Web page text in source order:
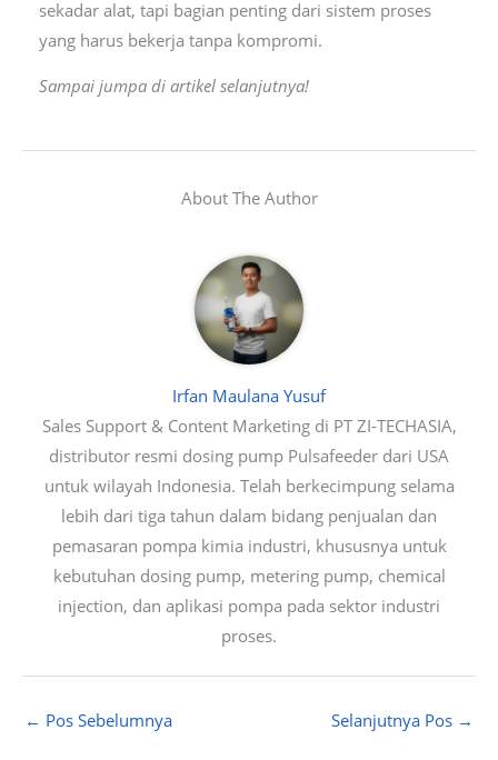
sekadar alat, tapi bagian penting dari sistem proses
yang harus bekerja tanpa kompromi.
Sampai jumpa di artikel selanjutnya!
About The Author
Irfan Maulana Yusuf
Sales Support & Content Marketing di PT ZI-TECHASIA,
distributor resmi dosing pump Pulsafeeder dari USA
untuk wilayah Indonesia. Telah berkecimpung selama
lebih dari tiga tahun dalam bidang penjualan dan
pemasaran pompa kimia industri, khususnya untuk
kebutuhan dosing pump, metering pump, chemical
injection, dan aplikasi pompa pada sektor industri
proses.
← Pos Sebelumnya Selanjutnya Pos →